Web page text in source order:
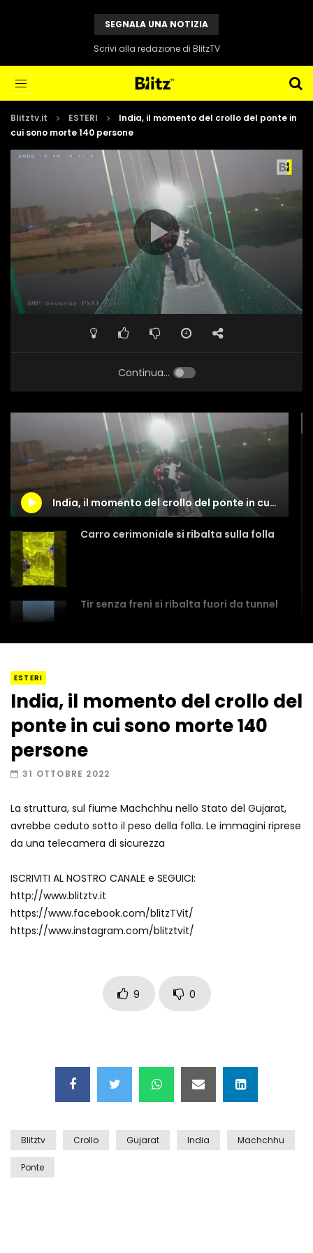
SEGNALA UNA NOTIZIA
Scrivi alla redazione di BlitzTV
Blitztv.it ESTERI
India, il momento del crollo del ponte in
cui sono morte 140 persone
Continua...
India, il momento del crollo del ponte in cui sono morte 140 persone
Carro cerimoniale si ribalta sulla folla
Tir senza freni si ribalta fuori da tunnel
Amiocuggino fa saltare in aria il drone
Record di baci in 30 secondi
Due navi USA si scontrano in mare
Esplode cabina elettrica sotterranea
ESTERI
India, il momento del crollo del
ponte in cui sono morte 140
persone
31 OTTOBRE 2022
La struttura, sul fiume Machchhu nello Stato del Gujarat,
avrebbe ceduto sotto il peso della folla. Le immagini riprese
da una telecamera di sicurezza
ISCRIVITI AL NOSTRO CANALE e SEGUICI:
http://www.blitztv.it
https://www.facebook.com/blitzTVit/
https://www.instagram.com/blitztvit/
9 0
Blitztv Crollo Gujarat India Machchhu
Ponte